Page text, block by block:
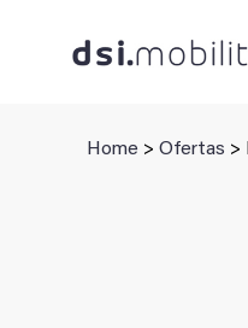
Home > Ofertas >